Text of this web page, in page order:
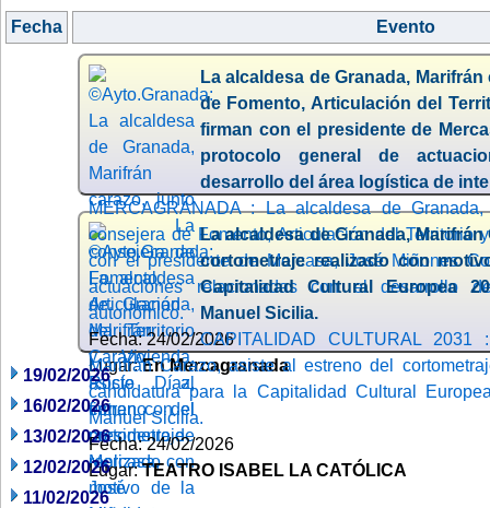
Fecha Evento
La alcaldesa de Granada,
de Fomento, Articulación del
firman con el presidente de
protocolo general de
desarrollo del área logística de
MERCAGRANADA : La alcaldesa de
consejera de Fomento, Articulación del Territorio
con el presidente de Mercasa, José Miñones
actuaciones relacionadas con el desarrollo
autonómico.
Fecha: 24/02/2026
Lugar:En Mercagranada
La alcaldesa de Granada,
cortometraje realizado con
Capitalidad Cultural Europea
Manuel Sicilia.
CAPITALIDAD CULTURAL
Marifrán Carazo, asiste al estreno del
candidatura para la Capitalidad Cultural
Manuel Sicilia.
Fecha: 24/02/2026
Lugar:TEATRO ISABEL LA CATÓLICA
19/02/2026
16/02/2026
13/02/2026
12/02/2026
11/02/2026